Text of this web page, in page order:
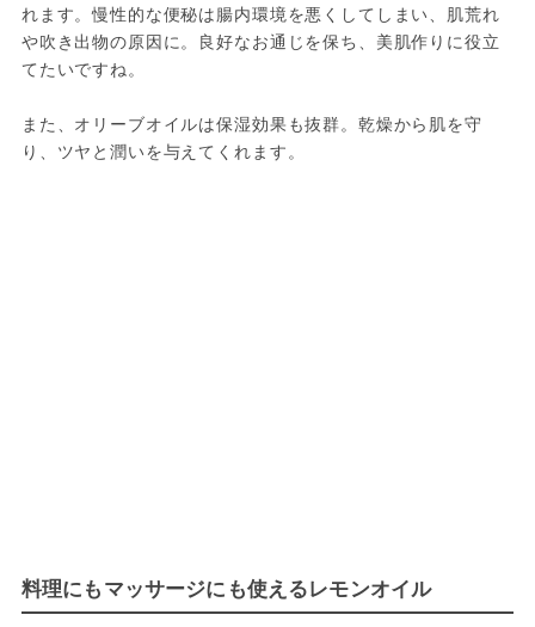
れます。慢性的な便秘は腸内環境を悪くしてしまい、肌荒れ
や吹き出物の原因に。良好なお通じを保ち、美肌作りに役立
てたいですね。
また、オリーブオイルは保湿効果も抜群。乾燥から肌を守
り、ツヤと潤いを与えてくれます。
料理にもマッサージにも使えるレモンオイル